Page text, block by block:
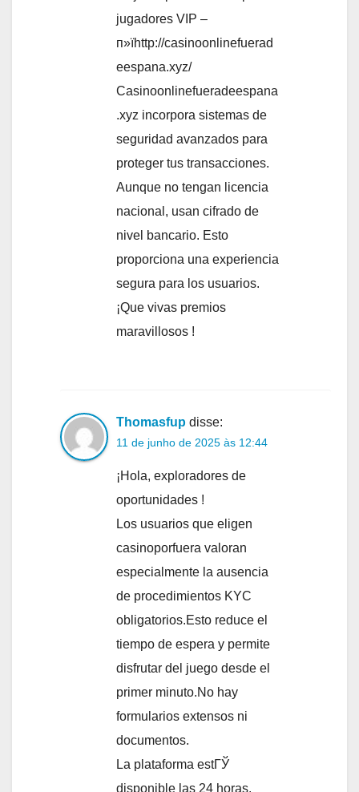
jugadores VIP –
п»їhttp://casinoonlinefuerad
eespana.xyz/
Casinoonlinefueradeespana
.xyz incorpora sistemas de
seguridad avanzados para
proteger tus transacciones.
Aunque no tengan licencia
nacional, usan cifrado de
nivel bancario. Esto
proporciona una experiencia
segura para los usuarios.
¡Que vivas premios
maravillosos !
Thomasfup disse:
11 de junho de 2025 às 12:44
¡Hola, exploradores de
oportunidades !
Los usuarios que eligen
casinoporfuera valoran
especialmente la ausencia
de procedimientos KYC
obligatorios.Esto reduce el
tiempo de espera y permite
disfrutar del juego desde el
primer minuto.No hay
formularios extensos ni
documentos.
La plataforma estГЎ
disponible las 24 horas.